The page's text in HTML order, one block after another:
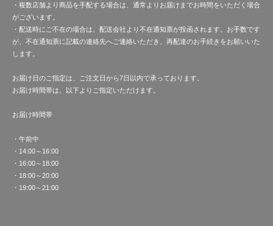
・複数店舗より商品を手配する場合は、通常よりお届けまでお時間をいただく場合
がございます。
・配送時にご不在の場合は、配送会社より不在通知票が投函されます。お手数です
が、不在通知票に記載の連絡先へご連絡いただき、再配達のお手続きをお願いいた
します。
お届け日のご指定は、ご注文日から7日以内で承っております。
お届け時間帯は、以下よりご指定いただけます。
お届け時間帯
・午前中
・14:00～16:00
・16:00～18:00
・18:00～20:00
・19:00～21:00